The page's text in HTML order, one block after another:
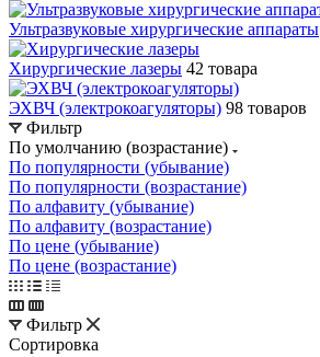
Ультразвуковые хирургические аппараты
Хирургические лазеры 42 товара
ЭХВЧ (электрокоагуляторы) 98 товаров
Фильтр
По умолчанию (возрастание)
По популярности (убывание)
По популярности (возрастание)
По алфавиту (убывание)
По алфавиту (возрастание)
По цене (убывание)
По цене (возрастание)
Фильтр
Сортировка